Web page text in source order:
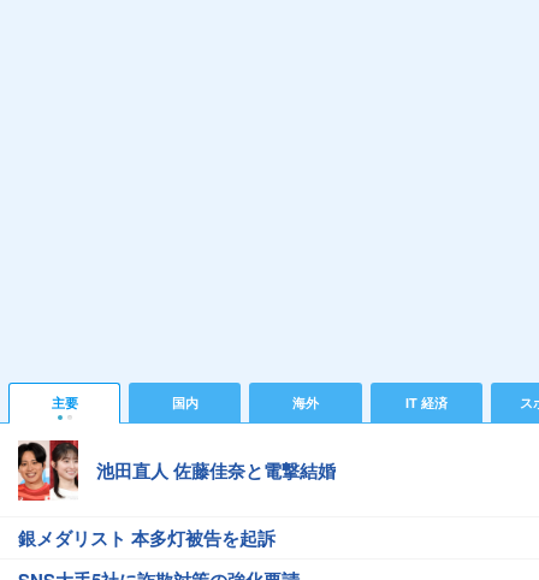
主要 国内 海外 IT 経済 ス
池田直人 佐藤佳奈と電撃結婚
銀メダリスト 本多灯被告を起訴